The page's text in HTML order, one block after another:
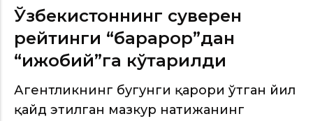
Ўзбекистоннинг суверен
рейтинги “барқарор”дан
“ижобий”га кўтарилди
Агентликнинг бугунги қарори ўтган йил
қайд этилган мазкур натижанинг